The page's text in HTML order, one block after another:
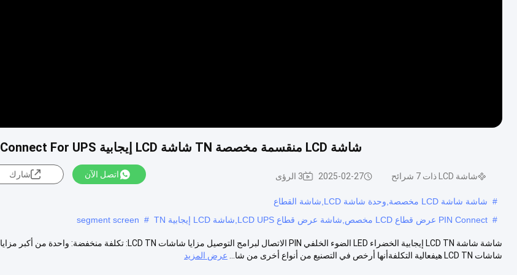
شاشة LCD منقسمة مخصصة TN شاشة LCD إيجابية PIN Connect For UPS
شاشة LCD ذات 7 شرائح 2025-02-27 3 الرؤى اتصل الآن شارك
# شاشة شاشة LCD مخصصة,وحدة شاشة LCD,شاشة القطاع
# PIN Connect عرض قطاع LCD مخصص,شاشة عرض قطاع LCD UPS,شاشة LCD إيجابية TN #
segment screen
شاشة شاشة LCD TN إيجابية الخضراء LED الضوء الخلفي PIN الاتصال لبرامج التوصيل مزايا شاشات LCD TN: تكلفة منخفضة: واحدة من أكبر مزايا
شاشات LCD TN هيفعالية التكلفةأنها أرخص في التصنيع من أنواع أخرى من شا...
عرض المزيد